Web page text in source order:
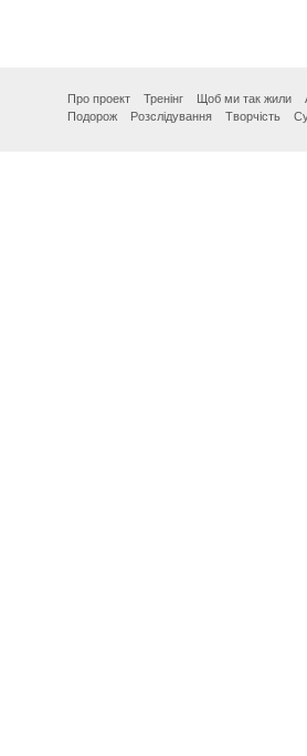
Про проект Тренінг Щоб ми так жили
Подорож
Розслідування Творчість